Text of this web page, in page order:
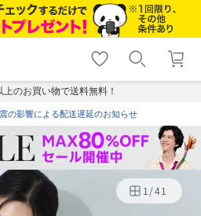
shopping_cart lock_outline
ログイン
のお買い物で送料無料！
の影響による配送遅延のお知らせ
1/41